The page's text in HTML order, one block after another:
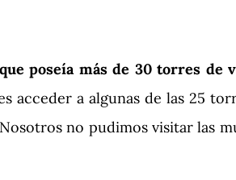
poseía más de 30 torres de
acceder a algunas de las 25
no pudimos visitar las